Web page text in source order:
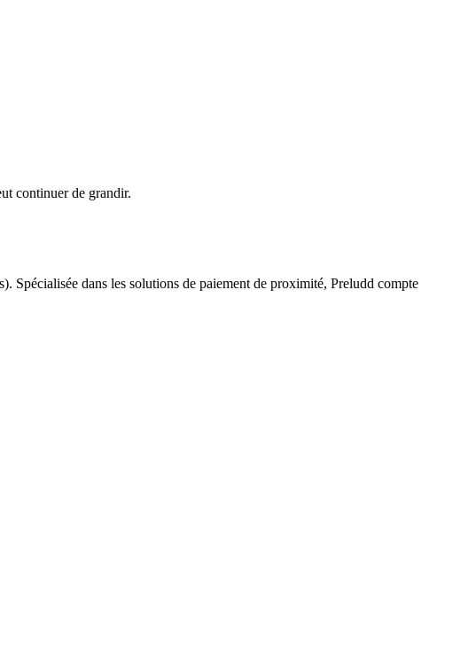
continuer de grandir.
Spécialisée dans les solutions de paiement de proximité, Preludd compte